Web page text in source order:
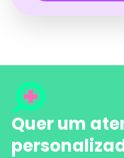
Quer um